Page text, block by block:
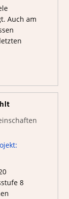
Auch am
8